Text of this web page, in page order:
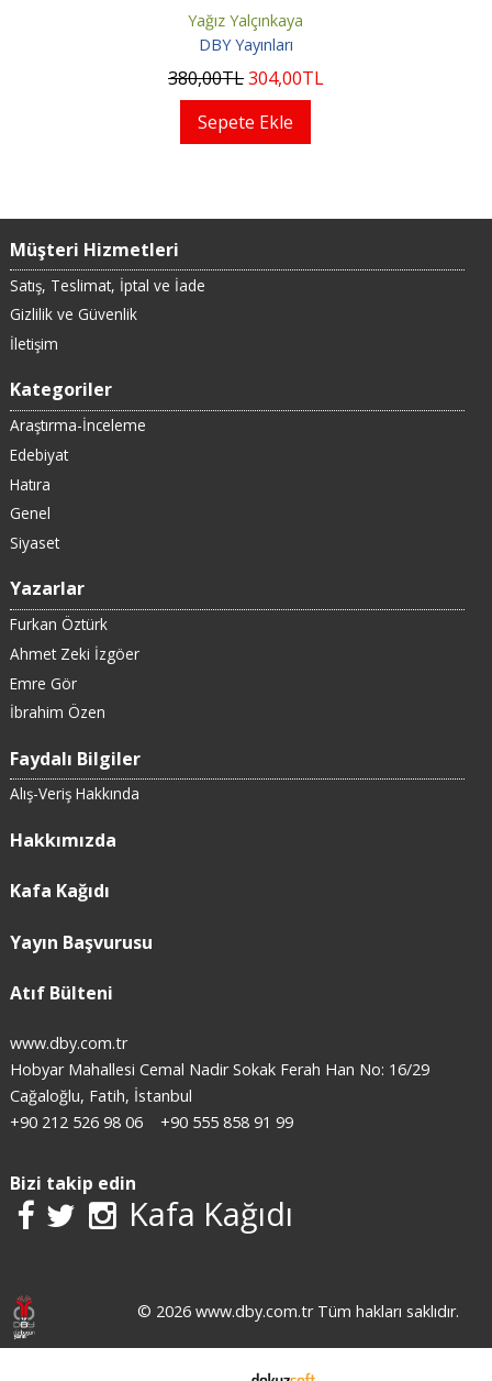
Yağız Yalçınkaya
DBY Yayınları
380,00TL304,00TL
Sepete Ekle
Müşteri Hizmetleri
Satış, Teslimat, İptal ve İade
Gizlilik ve Güvenlik
İletişim
Kategoriler
Araştırma-İnceleme
Edebiyat
Hatıra
Genel
Siyaset
Yazarlar
Furkan Öztürk
Ahmet Zeki İzgöer
Emre Gör
İbrahim Özen
Faydalı Bilgiler
Alış-Veriş Hakkında
Hakkımızda
Kafa Kağıdı
Yayın Başvurusu
Atıf Bülteni
www.dby.com.tr
Hobyar Mahallesi Cemal Nadir Sokak Ferah Han No: 16/29
Cağaloğlu, Fatih, İstanbul
+90 212 526 98 06
+90 555 858 91 99
Bizi takip edin
Kafa Kağıdı
© 2026 www.dby.com.tr Tüm hakları saklıdır.